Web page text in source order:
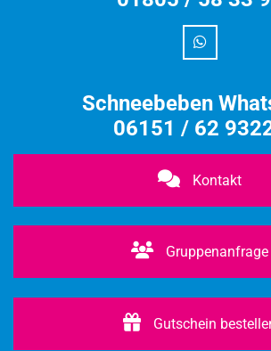
Schneebeben
06151 / 62
Kontakt
Gruppenanfrage
Gutschein